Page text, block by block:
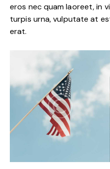
eros nec quam laoreet, in
turpis urna, vulputate at
erat.